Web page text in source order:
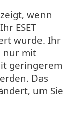
wenn
ESET
wurde. Ihr
nur mit
geringerem
Das
um Sie